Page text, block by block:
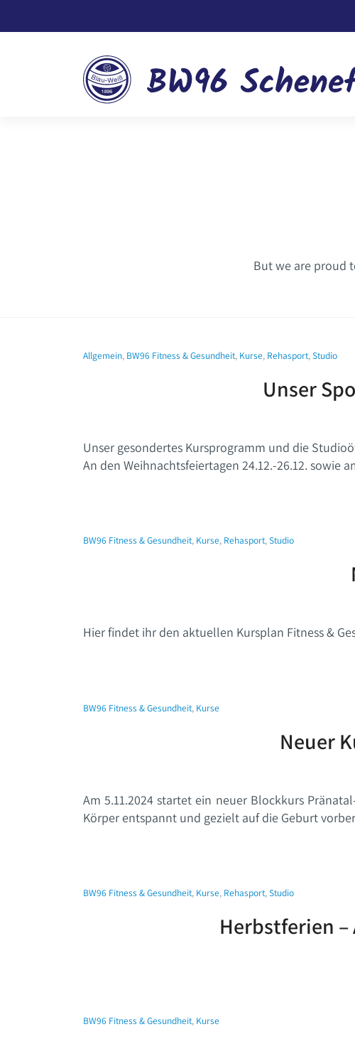
But we are proud
Allgemein, BW96 Fitness & Gesundheit, Kurse, Rehasport,Studio
Unser
Unser gesondertes Kursprogramm und die
An den Weihnachtsfeiertagen 24.12.-26.12. sowie
BW96 Fitness & Gesundheit, Kurse, Rehasport,Studio
Hier findet ihr den aktuellen Kursplan Fitness &
BW96 Fitness & Gesundheit, Kurse
Neuer
Am 5.11.2024 startet ein neuer Blockkurs
Körper entspannt und gezielt auf die Geburt
BW96 Fitness & Gesundheit, Kurse, Rehasport,Studio
Herbstferien
BW96 Fitness & Gesundheit, Kurse